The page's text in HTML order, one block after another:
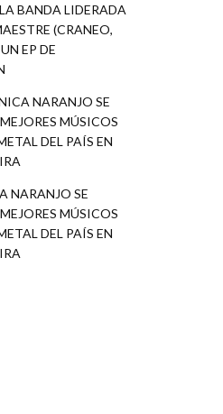
BANDA LIDERADA
(CRANEO,
EP DE
NARANJO SE
MÚSICOS
DEL PAÍS EN
NARANJO SE
MÚSICOS
DEL PAÍS EN